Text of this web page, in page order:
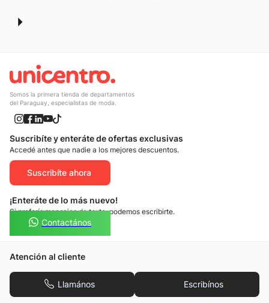
Somos la primera tienda de departamentos
del Paraguay, especialistas de moda.
Suscribíte y enteráte de ofertas exclusivas
Accedé antes que nadie a los mejores descuentos.
Suscribíte ahora
¡Enteráte de lo más nuevo!
Si preferís mensajes de texto, podemos escribirte.
Contactános
Atención al cliente
Llamános Escribínos